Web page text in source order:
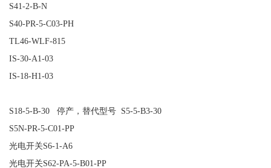
S41-2-B-N
S40-PR-5-C03-PH
TL46-WLF-815
IS-30-A1-03
IS-18-H1-03
S18-5-B-30 停产，替代型号 S5-5-B3-30
S5N-PR-5-C01-PP
光电开关S6-1-A6
光电开关S62-PA-5-B01-PP